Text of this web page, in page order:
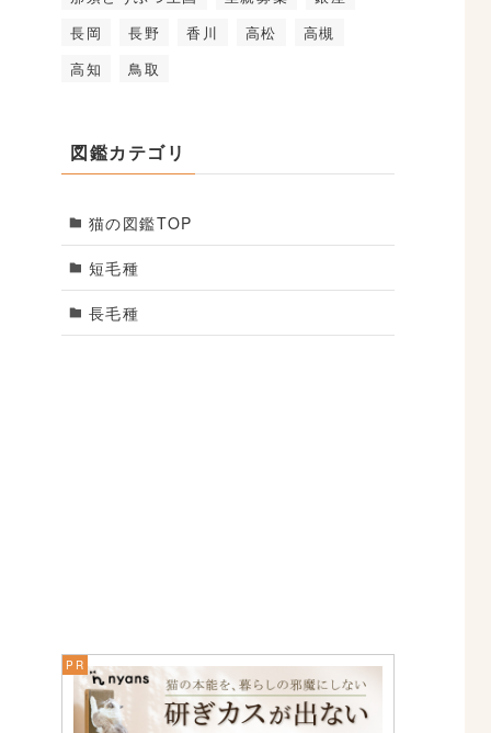
長岡
長野 香川 高松
高槻
高知
鳥取
図鑑カテゴリ
猫の図鑑TOP
短毛種
長毛種